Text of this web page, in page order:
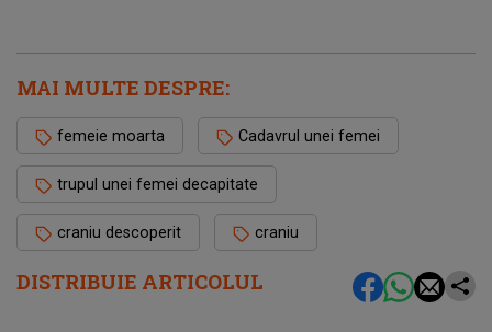
DISTRIBUIE ARTICOLUL
MAI MULTE DESPRE:
femeie moarta Cadavrul unei femei
trupul unei femei decapitate
craniu descoperit craniu